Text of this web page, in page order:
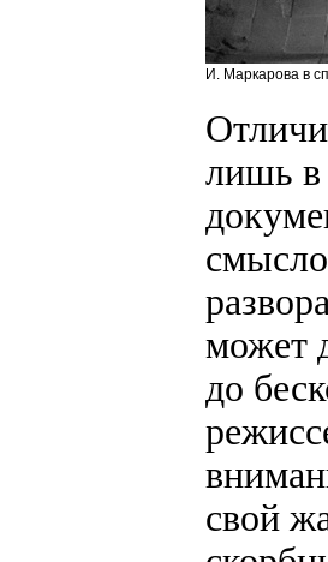
И. Маркарова в
лишь в
может
до
свой